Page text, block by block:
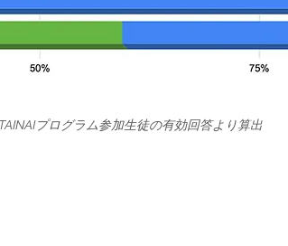
プログラム参加生徒の有効回答より算出